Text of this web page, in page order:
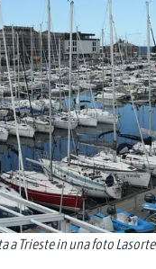
a Trieste in una foto Lasorte